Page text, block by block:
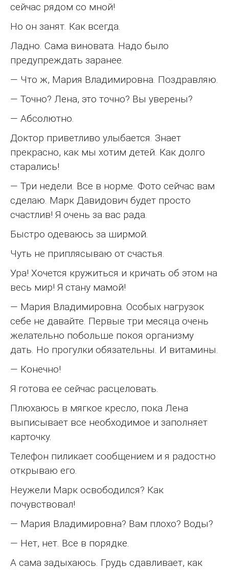
сейчас рядом со мной!
Но он занят. Как всегда.
Ладно. Сама виновата. Надо было
предупреждать заранее.
— Что ж, Мария Владимировна. Поздравляю.
— Точно? Лена, это точно? Вы уверены?
— Абсолютно.
Доктор приветливо улыбается. Знает
прекрасно, как мы хотим детей. Как долго
старались!
— Три недели. Все в норме. Фото сейчас вам
сделаю. Марк Давидович будет просто
счастлив! Я очень за вас рада.
Быстро одеваюсь за ширмой.
Чуть не приплясываю от счастья.
Ура! Хочется кружиться и кричать об этом на
весь мир! Я стану мамой!
— Мария Владимировна. Особых нагрузок
себе не давайте. Первые три месяца очень
желательно побольше покоя организму
дать. Но прогулки обязательны. И витамины.
— Конечно!
Я готова ее сейчас расцеловать.
Плюхаюсь в мягкое кресло, пока Лена
выписывает все необходимое и заполняет
карточку.
Телефон пиликает сообщением и я радостно
открываю его.
Неужели Марк освободился? Как
почувствовал!
— Мария Владимировна? Вам плохо? Воды?
— Нет, нет. Все в порядке.
А сама задыхаюсь. Грудь сдавливает, как